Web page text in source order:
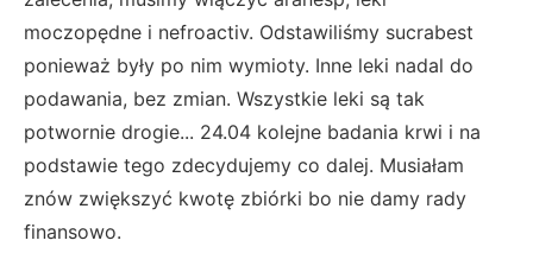
moczopędne i nefroactiv. Odstawiliśmy sucrabest
ponieważ były po nim wymioty. Inne leki nadal do
podawania, bez zmian. Wszystkie leki są tak
potwornie drogie... 24.04 kolejne badania krwi i na
podstawie tego zdecydujemy co dalej. Musiałam
znów zwiększyć kwotę zbiórki bo nie damy rady
finansowo.